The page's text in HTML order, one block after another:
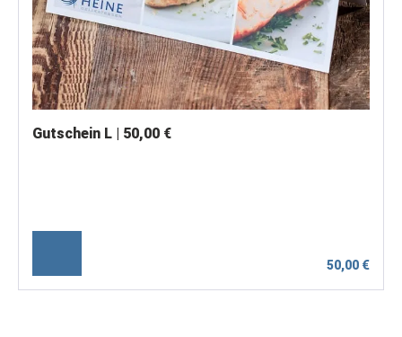
Gutschein L | 50,00 €
50,00 €